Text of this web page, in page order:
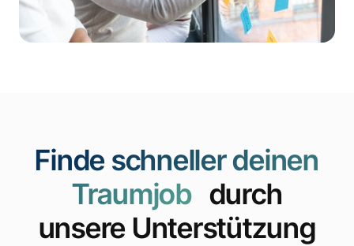
Finde schneller deinen
Traumjobdurch
unsere Unterstützung